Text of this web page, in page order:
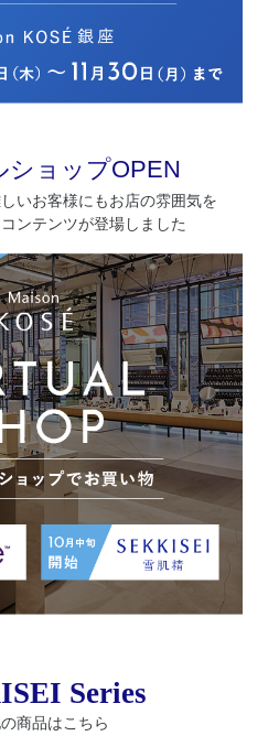
ショップOPEN
いお客様にもお店の雰囲気を
ンテンツが登場しました
Series
商品はこちら